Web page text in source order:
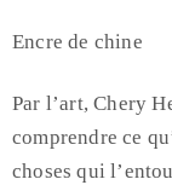
Encre de chine
Par l’art, Chery
comprendre ce
choses qui